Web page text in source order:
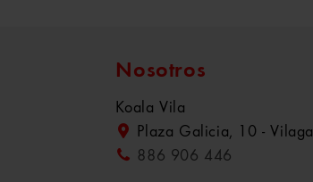
Nosotros
Koala Vila
Plaza Galicia, 10 -
886 906 446